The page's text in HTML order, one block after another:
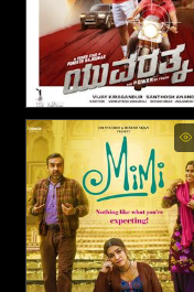
Yuvarathna (2021)